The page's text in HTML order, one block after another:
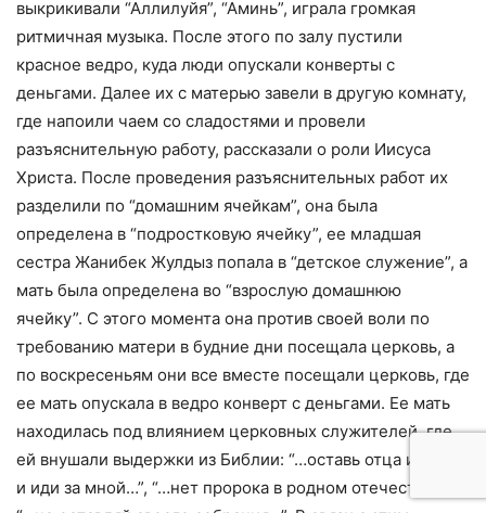
выкрикивали “Аллилуйя”, “Аминь”, играла громкая
ритмичная музыка. После этого по залу пустили
красное ведро, куда люди опускали конверты с
деньгами. Далее их с матерью завели в другую комнату,
где напоили чаем со сладостями и провели
разъяснительную работу, рассказали о роли Иисуса
Христа. После проведения разъяснительных работ их
разделили по “домашним ячейкам”, она была
определена в “подростковую ячейку”, ее младшая
сестра Жанибек Жулдыз попала в “детское служение”, а
мать была определена во “взрослую домашнюю
ячейку”. С этого момента она против своей воли по
требованию матери в будние дни посещала церковь, а
по воскресеньям они все вместе посещали церковь, где
ее мать опускала в ведро конверт с деньгами. Ее мать
находилась под влиянием церковных служителей, где
ей внушали выдержки из Библии: “…оставь отца и мать
и иди за мной…”, “…нет пророка в родном отечестве…”,